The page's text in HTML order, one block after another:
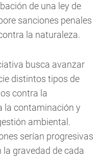
de una ley de
sanciones penales
la naturaleza.
busca avanzar
distintos tipos de
contra la
la contaminación y
ambiental.
serían progresivas
gravedad de cada